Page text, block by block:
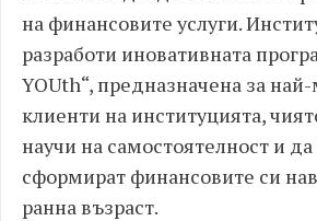
на финансовите услуги.
разработи иновативната
YOUth“, предназначена за
клиенти на институцията,
научи на самостоятелност и
сформират финансовите си
ранна възраст.